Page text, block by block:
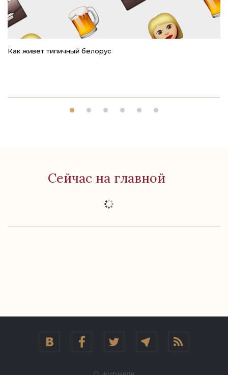
Как живет типичный белорус
Сейчас на главной